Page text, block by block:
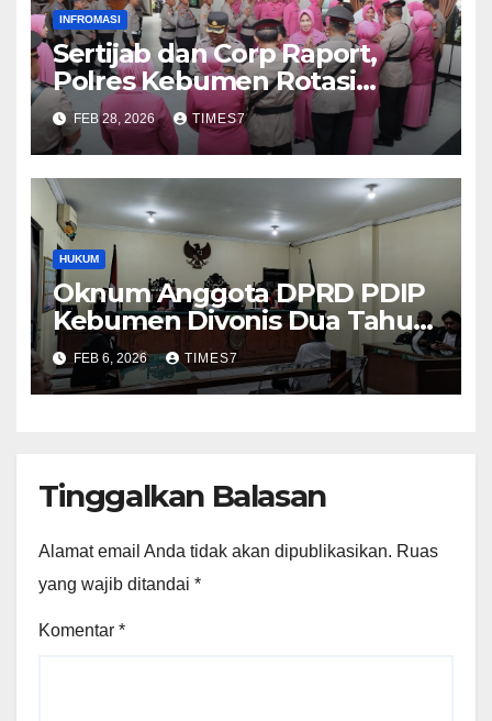
INFROMASI
Sertijab dan Corp Raport,
Polres Kebumen Rotasi
Empat Kapolsek
FEB 28, 2026 TIMES7
HUKUM
Oknum Anggota DPRD PDIP
Kebumen Divonis Dua Tahun
Penjara
FEB 6, 2026 TIMES7
Tinggalkan Balasan
Alamat email Anda tidak akan dipublikasikan. Ruas
yang wajib ditandai *
Komentar *